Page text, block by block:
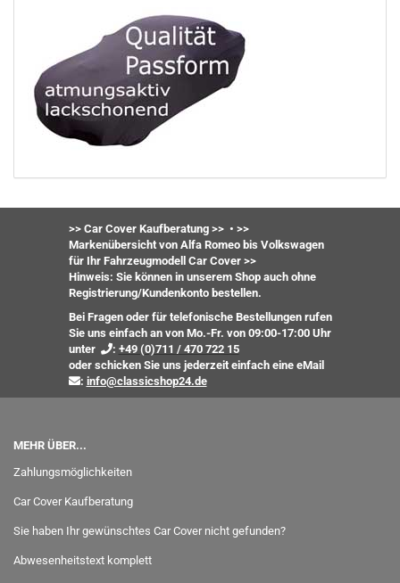
>> Car Cover Kaufberatung >> • >>
Markenübersicht von Alfa Romeo bis Volkswagen
für Ihr Fahrzeugmodell Car Cover >>
Hinweis: Sie können in unserem Shop auch ohne
Registrierung/Kundenkonto bestellen.
Bei Fragen oder für telefonische Bestellungen rufen
Sie uns einfach an von Mo.-Fr. von 09:00-17:00 Uhr
unter
: +49 (0)711 / 470 722 15
oderschicken Sie uns jederzeit einfach eine eMail
: info@classicshop24.de
MEHR ÜBER...
Zahlungsmöglichkeiten
Car Cover Kaufberatung
Sie haben Ihr gewünschtes Car Cover nicht gefunden?
Abwesenheitstext komplett